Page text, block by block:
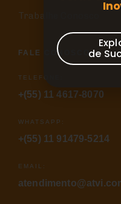
Trabalhe Conosco
FALE CONOSCO
TELEFONE:
+(55) 11 4617-8070
WHATSAPP:
+(55) 11 91479-5214
EMAIL:
de